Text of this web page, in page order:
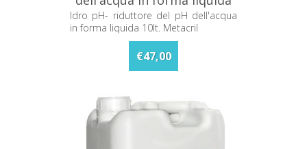
10lt. Metacril
Idro pH- riduttore del pH dell'acqua
in forma liquida 10lt. Metacril
€47,00